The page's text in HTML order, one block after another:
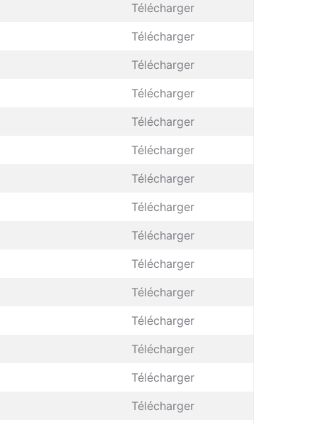
Télécharger
Télécharger
Télécharger
Télécharger
Télécharger
Télécharger
Télécharger
Télécharger
Télécharger
Télécharger
Télécharger
Télécharger
Télécharger
Télécharger
Télécharger